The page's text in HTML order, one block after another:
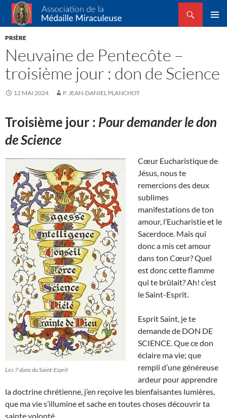
Association de la Médaille Miraculeuse
Recherche
ALLER
PRIÈRE
Neuvaine de Pentecôte –
troisième jour : don de Science
12 MAI 2024 P. JEAN-DANIEL PLANCHOT
Troisième jour : Pour demander le don
de Science
Les 7 dons du Saint-Esprit
Cœur Eucharistique de
Jésus, nous te
remercions des deux
sublimes
manifestations de ton
amour, l’Eucharistie et le
Sacerdoce. Mais qui
donc a mis cet amour
dans ton Cœur? Quel
est donc cette flamme
qui te brûlait? Ah! c’est
le Saint-Esprit.
Esprit Saint, je te
demande de DON DE
SCIENCE. Que ce don
éclaire ma vie; que
rempli d’une généreuse
ardeur pour apprendre
la doctrine chrétienne, j’en reçoive les bienfaisantes lumières,
que ma vie s’illumine et sache en toutes choses découvrir ta
sainte volonté.